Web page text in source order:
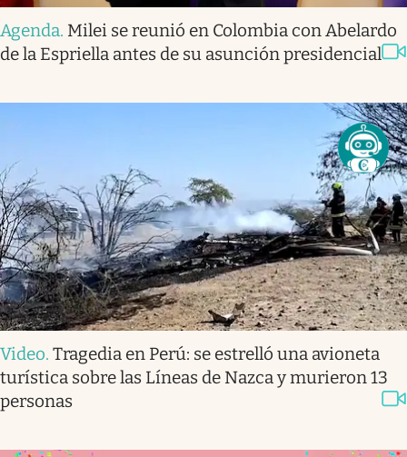
Agenda. Milei se reunió en Colombia con Abelardo
de la Espriella antes de su asunción presidencial
Video. Tragedia en Perú: se estrelló una avioneta
turística sobre las Líneas de Nazca y murieron 13
personas